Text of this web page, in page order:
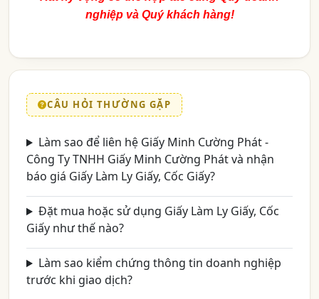
nghiệp và Quý khách hàng!
CÂU HỎI THƯỜNG GẶP
Làm sao để liên hệ Giấy Minh Cường Phát -
Công Ty TNHH Giấy Minh Cường Phát và nhận
báo giá Giấy Làm Ly Giấy, Cốc Giấy?
Đặt mua hoặc sử dụng Giấy Làm Ly Giấy, Cốc
Giấy như thế nào?
Làm sao kiểm chứng thông tin doanh nghiệp
trước khi giao dịch?